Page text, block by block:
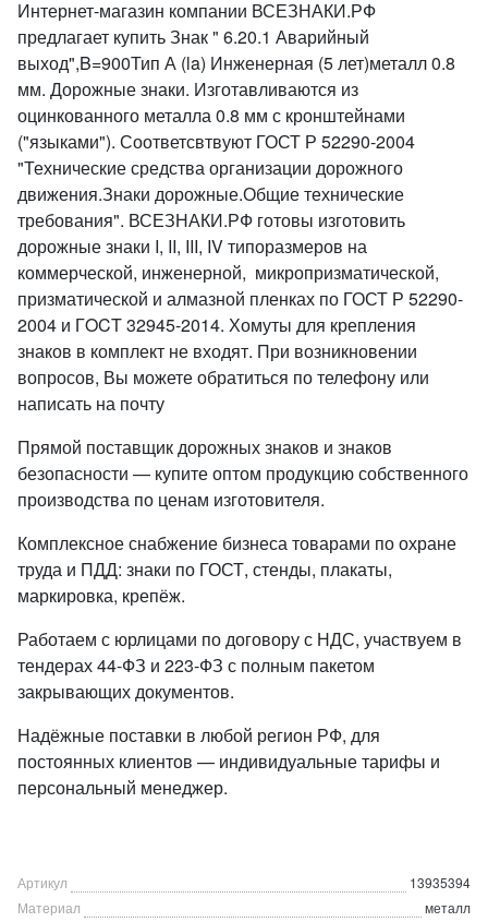
Интернет-магазин компании ВСЕЗНАКИ.РФ
предлагает купить Знак " 6.20.1 Аварийный
выход",B=900Тип А (la) Инженерная (5 лет)металл 0.8
мм. Дорожные знаки. Изготавливаются из
оцинкованного металла 0.8 мм с кронштейнами
("языками"). Соответсвтвуют ГОСТ Р 52290-2004
"Технические средства организации дорожного
движения.Знаки дорожные.Общие технические
требования". ВСЕЗНАКИ.РФ готовы изготовить
дорожные знаки I, II, III, IV типоразмеров на
коммерческой, инженерной, микропризматической,
призматической и алмазной пленках по ГОСТ Р 52290-
2004 и ГOCT 32945-2014. Хомуты для крепления
знаков в комплект не входят. При возникновении
вопросов, Вы можете обратиться по телефону или
написать на почту
Прямой поставщик дорожных знаков и знаков
безопасности — купите оптом продукцию собственного
производства по ценам изготовителя.
Комплексное снабжение бизнеса товарами по охране
труда и ПДД: знаки по ГОСТ, стенды, плакаты,
маркировка, крепёж.
Работаем с юрлицами по договору с НДС, участвуем в
тендерах 44-ФЗ и 223-ФЗ с полным пакетом
закрывающих документов.
Надёжные поставки в любой регион РФ, для
постоянных клиентов — индивидуальные тарифы и
персональный менеджер.
Артикул
13935394
Материал
металл